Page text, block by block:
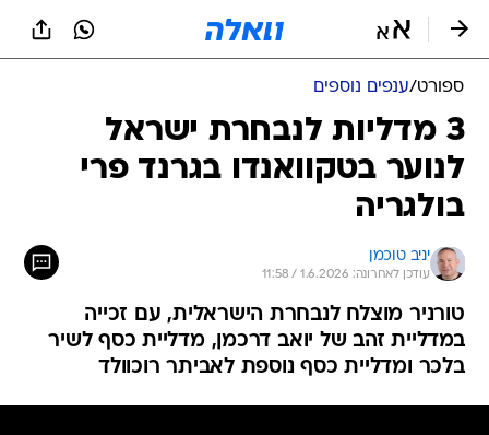
ספורט/ענפים נוספים
3 מדליות לנבחרת ישראל
לנוער בטקוואנדו בגרנד פרי
בולגריה
יניב טוכמן
עודכן לאחרונה: 1.6.2026 / 11:58
טורניר מוצלח לנבחרת הישראלית, עם זכייה
במדליית זהב של יואב דרכמן, מדליית כסף לשיר
בלכר ומדליית כסף נוספת לאביתר רוכוולד